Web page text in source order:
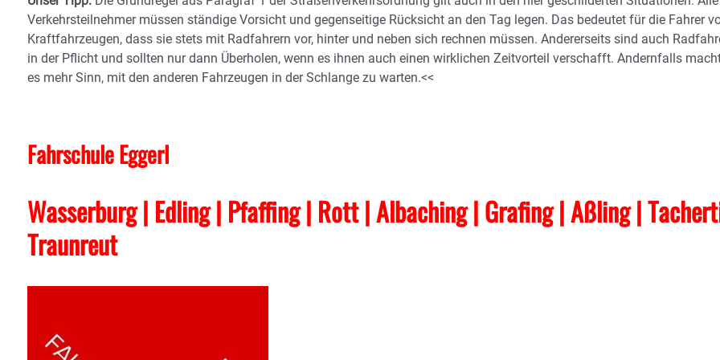
Verkehrsteilnehmer müssen ständige Vorsicht und gegenseitige Rücksicht an den Tag legen. Das bedeutet für die Fahrer
Kraftfahrzeugen, dass sie stets mit Radfahrern vor, hinter und neben sich rechnen müssen. Andererseits sind auch
in der Pflicht und sollten nur dann Überholen, wenn es ihnen auch einen wirklichen Zeitvorteil verschafft. Andernfalls
es mehr Sinn, mit den anderen Fahrzeugen in der Schlange zu warten.<<
Fahrschule Eggerl
Wasserburg | Edling | Pfaffing | Rott | Albaching| Grafing| Aßling|
Traunreut